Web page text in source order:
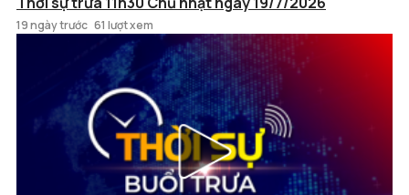
19 ngày trước 61 lượt xem